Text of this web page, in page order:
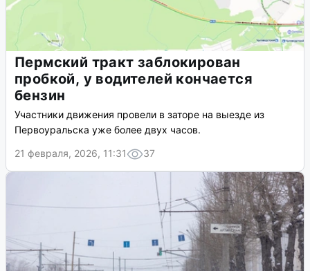
Пермский тракт заблокирован
пробкой, у водителей кончается
бензин
Участники движения провели в заторе на выезде из
Первоуральска уже более двух часов.
21 февраля, 2026, 11:31
37